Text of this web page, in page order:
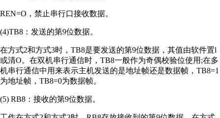
REN=O，禁止串行口接收数据。
(4)TB8：发送的第9位数据。
在方式2和方式3时，TB8是要发送的第9位数据，其值由软件置l
或清O。在双机串行通信时，TB8一般作为奇偶校验位使用;在多
机串行通信中用来表示主机发送的是地址帧还是数据帧，TB8=1
为地址帧，TB8=0为数据帧。
(5) RB8：接收的第9位数据。